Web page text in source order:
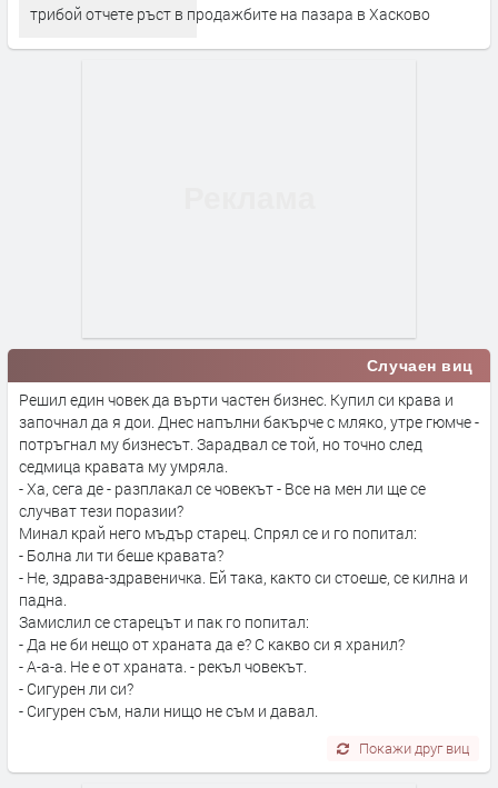
трибой отчете ръст в продажбите на пазара в Хасково
Случаен виц
Решил един човек да върти частен бизнес. Купил си крава и
започнал да я дои. Днес напълни бакърче с мляко, утре гюмче -
потръгнал му бизнесът. Зарадвал се той, но точно след
седмица кравата му умряла.
- Ха, сега де - разплакал се човекът - Все на мен ли ще се
случват тези поразии?
Минал край него мъдър старец. Спрял се и го попитал:
- Болна ли ти беше кравата?
- Не, здрава-здравеничка. Ей така, както си стоеше, се килна и
падна.
Замислил се старецът и пак го попитал:
- Да не би нещо от храната да е? С какво си я хранил?
- А-а-а. Не е от храната. - рекъл човекът.
- Сигурен ли си?
- Сигурен съм, нали нищо не съм и давал.
Покажи друг виц